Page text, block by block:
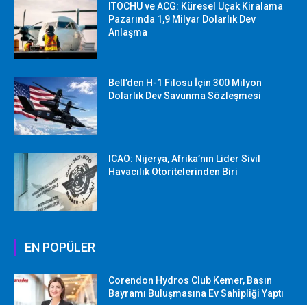
ITOCHU ve ACG: Küresel Uçak Kiralama
Pazarında 1,9 Milyar Dolarlık Dev
Anlaşma
Bell’den H-1 Filosu İçin 300 Milyon
Dolarlık Dev Savunma Sözleşmesi
ICAO: Nijerya, Afrika’nın Lider Sivil
Havacılık Otoritelerinden Biri
EN POPÜLER
Corendon Hydros Club Kemer, Basın
Bayramı Buluşmasına Ev Sahipliği Yaptı